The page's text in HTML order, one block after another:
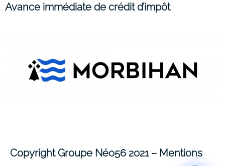
Avance immédiate de crédit d’impôt
Copyright Groupe Néo56 2021 – Mentions